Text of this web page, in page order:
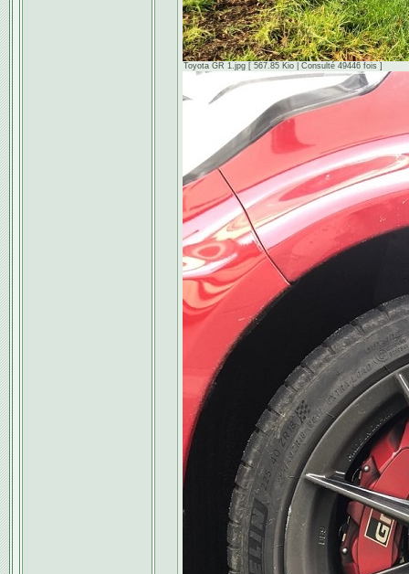
Toyota GR 1.jpg [ 567.85 Kio | Consulté 49446 fois ]